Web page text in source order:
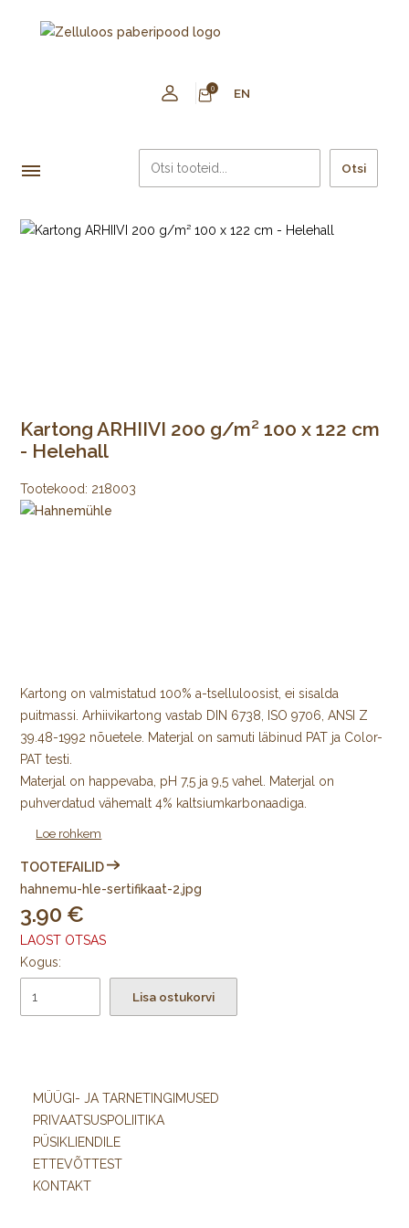
0 EN
Otsi
Kartong ARHIIVI 200 g/m² 100 x 122 cm
- Helehall
Tootekood: 218003
Kartong on valmistatud 100% a-tselluloosist, ei sisalda
puitmassi. Arhiivikartong vastab DIN 6738, ISO 9706, ANSI Z
39.48-1992 nõuetele. Materjal on samuti läbinud PAT ja Color-
PAT testi.
Materjal on happevaba, pH 7,5 ja 9,5 vahel. Materjal on
puhverdatud vähemalt 4% kaltsiumkarbonaadiga.
Loe rohkem
TOOTEFAILID
hahnemu-hle-sertifikaat-2.jpg
3.90
LAOST OTSAS
Kogus:
Lisa ostukorvi
MÜÜGI- JA TARNETINGIMUSED
PRIVAATSUSPOLIITIKA
PÜSIKLIENDILE
ETTEVÕTTEST
KONTAKT